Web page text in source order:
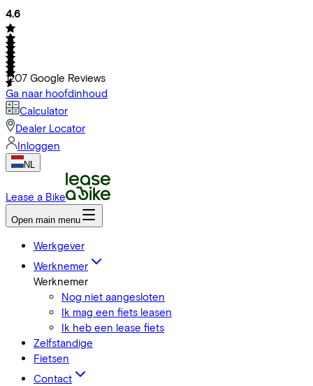
4.6
1207 Google Reviews
Ga naar hoofdinhoud
Calculator
Dealer Locator
Inloggen
NL
Lease a Bike
Open main menu
Werkgever
Werknemer
Werknemer
Nog niet aangesloten
Ik mag een fiets leasen
Ik heb een lease fiets
Zelfstandige
Fietsen
Contact